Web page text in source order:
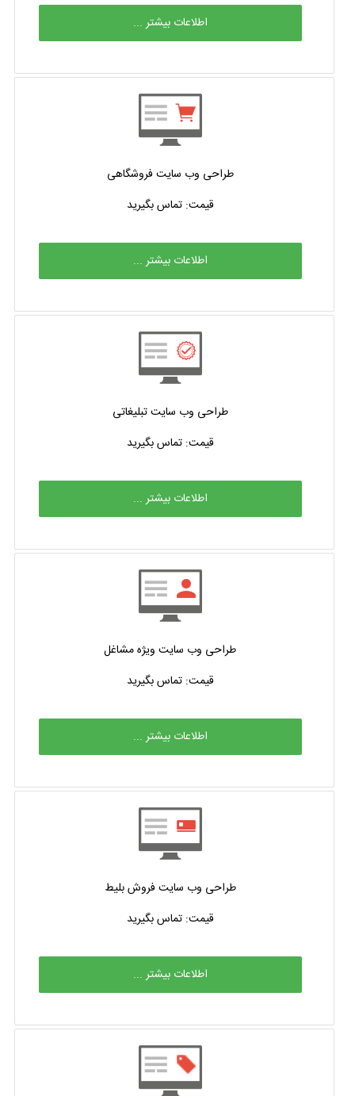
اطلاعات بیشتر ...
طراحی وب سایت فروشگاهی
قیمت: تماس بگیرید
اطلاعات بیشتر ...
طراحی وب سایت تبلیغاتی
قیمت: تماس بگیرید
اطلاعات بیشتر ...
طراحی وب سایت ویژه مشاغل
قیمت: تماس بگیرید
اطلاعات بیشتر ...
طراحی وب سایت فروش بلیط
قیمت: تماس بگیرید
اطلاعات بیشتر ...